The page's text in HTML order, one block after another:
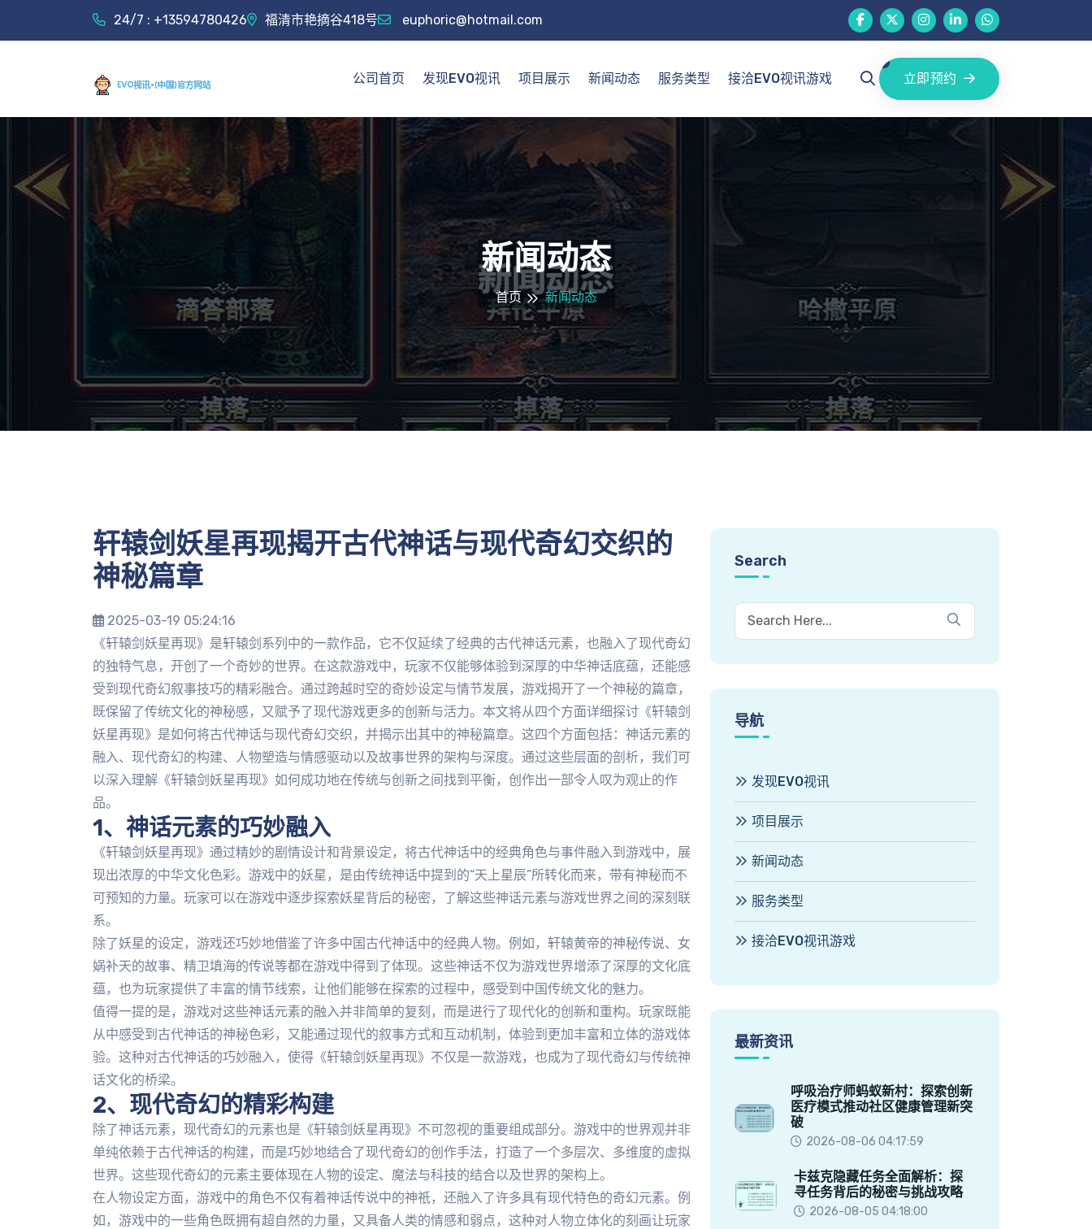
24/7 : +13594780426 福清市艳摘谷418号 euphoric@hotmail.com
公司首页 发现EVO视讯 项目展示 新闻动态 服务类型 接洽EVO视讯游戏 立即预约
新闻动态
首页 新闻动态
轩辕剑妖星再现揭开古代神话与现代奇幻交织的
神秘篇章
2025-03-19 05:24:16
《轩辕剑妖星再现》是轩辕剑系列中的一款作品，它不仅延续了经典的古代神话元素，也融入了现代奇幻
的独特气息，开创了一个奇妙的世界。在这款游戏中，玩家不仅能够体验到深厚的中华神话底蕴，还能感
受到现代奇幻叙事技巧的精彩融合。通过跨越时空的奇妙设定与情节发展，游戏揭开了一个神秘的篇章，
既保留了传统文化的神秘感，又赋予了现代游戏更多的创新与活力。本文将从四个方面详细探讨《轩辕剑
妖星再现》是如何将古代神话与现代奇幻交织，并揭示出其中的神秘篇章。这四个方面包括：神话元素的
融入、现代奇幻的构建、人物塑造与情感驱动以及故事世界的架构与深度。通过这些层面的剖析，我们可
以深入理解《轩辕剑妖星再现》如何成功地在传统与创新之间找到平衡，创作出一部令人叹为观止的作
品。
1、神话元素的巧妙融入
《轩辕剑妖星再现》通过精妙的剧情设计和背景设定，将古代神话中的经典角色与事件融入到游戏中，展
现出浓厚的中华文化色彩。游戏中的妖星，是由传统神话中提到的“天上星辰”所转化而来，带有神秘而不
可预知的力量。玩家可以在游戏中逐步探索妖星背后的秘密，了解这些神话元素与游戏世界之间的深刻联
系。
除了妖星的设定，游戏还巧妙地借鉴了许多中国古代神话中的经典人物。例如，轩辕黄帝的神秘传说、女
娲补天的故事、精卫填海的传说等都在游戏中得到了体现。这些神话不仅为游戏世界增添了深厚的文化底
蕴，也为玩家提供了丰富的情节线索，让他们能够在探索的过程中，感受到中国传统文化的魅力。
值得一提的是，游戏对这些神话元素的融入并非简单的复刻，而是进行了现代化的创新和重构。玩家既能
从中感受到古代神话的神秘色彩，又能通过现代的叙事方式和互动机制，体验到更加丰富和立体的游戏体
验。这种对古代神话的巧妙融入，使得《轩辕剑妖星再现》不仅是一款游戏，也成为了现代奇幻与传统神
话文化的桥梁。
2、现代奇幻的精彩构建
除了神话元素，现代奇幻的元素也是《轩辕剑妖星再现》不可忽视的重要组成部分。游戏中的世界观并非
单纯依赖于古代神话的构建，而是巧妙地结合了现代奇幻的创作手法，打造了一个多层次、多维度的虚拟
世界。这些现代奇幻的元素主要体现在人物的设定、魔法与科技的结合以及世界的架构上。
在人物设定方面，游戏中的角色不仅有着神话传说中的神祇，还融入了许多具有现代特色的奇幻元素。例
如，游戏中的一些角色既拥有超自然的力量，又具备人类的情感和弱点，这种对人物立体化的刻画让玩家
Search
导航
发现EVO视讯
项目展示
新闻动态
服务类型
接洽EVO视讯游戏
最新资讯
呼吸治疗师蚂蚁新村：探索创新
医疗模式推动社区健康管理新突
破
2026-08-06 04:17:59
卡兹克隐藏任务全面解析：探
寻任务背后的秘密与挑战攻略
2026-08-05 04:18:00